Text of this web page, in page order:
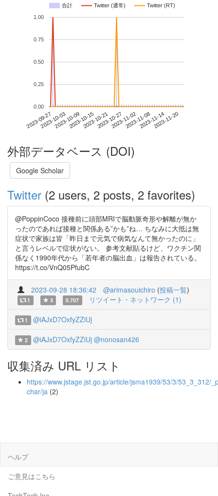
合計 Twitter (通常) Twitter (RT)
2023-09-272023-10-032023-10-092023-10-152023-10-212023-10-272023-11-022023-11-082023-11-142023-11-20
0.00
0.25
0.50
0.75
1.00
外部データベース (DOI)
Google Scholar
Twitter (2 users, 2 posts, 2 favorites)
@PoppinCoco 接種前に頭部MRIで脳動脈奇形や解離が無か
ったのであれば接種と関係ある”かも”ね… ちなみに大抵は無
症状で家族は皆「昨日まで元気で病気なんて無かったのに」
と言うレベルで症状がない。 参考文献貼るけど、ワクチン関
係なく1990年代から「若年者の脳出血」は報告されている。
https://t.co/VnQ05PfubC
2023-09-28 18:36:42 @arimasouichiro (投稿一覧)
1 3 0.707 リツイート・ネットワーク (1)
1 @iAJxD7OxfyZZiUj
2 @iAJxD7OxfyZZiUj @nonosan426
収集済み URL リスト
https://www.jstage.jst.go.jp/article/jsma1939/53/3/53_3_312/
char/ja (2)
ヘルプ
ご意見はこちら